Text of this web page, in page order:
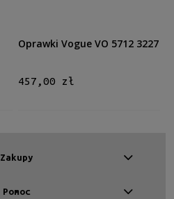
Oprawki Vogue VO 5712 3227
457,00 zł
Zakupy
Pomoc